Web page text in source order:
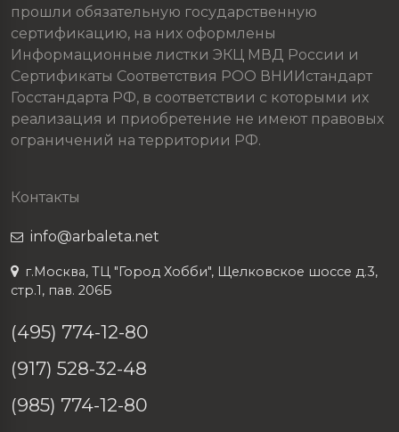
прошли обязательную государственную
сертификацию, на них оформлены
Информационные листки ЭКЦ МВД России и
Сертификаты Соответствия РОО ВНИИстандарт
Госстандарта РФ, в соответствии с которыми их
реализация и приобретение не имеют правовых
ограничений на территории РФ.
Контакты
info@arbaleta.net
г.Москва, ТЦ "Город Хобби", Щелковское шоссе д.3,
стр.1, пав. 206Б
(495) 774-12-80
(917) 528-32-48
(985) 774-12-80